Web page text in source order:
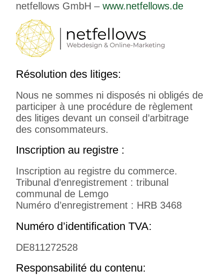
netfellows GmbH –www.netfellows.de
Résolution des litiges:
Nous ne sommes ni disposés ni obligés de
participer à une procédure de règlement
des litiges devant un conseil d’arbitrage
des consommateurs.
Inscription au registre :
Inscription au registre du commerce.
Tribunal d’enregistrement : tribunal
communal de Lemgo
Numéro d’enregistrement : HRB 3468
Numéro d’identification TVA:
DE811272528
Responsabilité du contenu: